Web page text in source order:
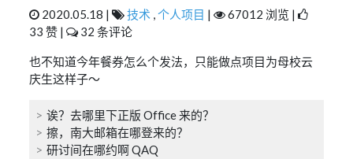
2020.05.18 | 技术 ,个人项目 |
67012 浏览 |
33 赞 |
32 条评论
也不知道今年餐券怎么个发法，只能做点项目为母校云
庆生这样子～
诶？去哪里下正版 Office 来的？
擦，南大邮箱在哪登来的？
研讨间在哪约啊 QAQ